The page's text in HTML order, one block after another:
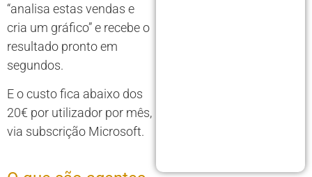
“analisa estas vendas e
cria um gráfico” e recebe o
resultado pronto em
segundos.
E o custo fica abaixo dos
20€ por utilizador por mês,
via subscrição Microsoft.